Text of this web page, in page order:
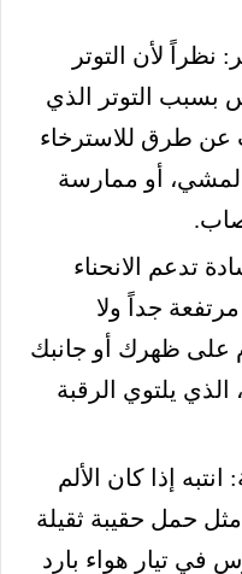
لأن التوتر
بسبب التوتر الذي
عن طرق للاسترخاء
أو ممارسة
تدعم الانحناء
جداً ولا
على ظهرك أو جانبك
يلتوي الرقبة
إذا كان الألم
حمل حقيبة ثقيلة
في تيار هواء بارد